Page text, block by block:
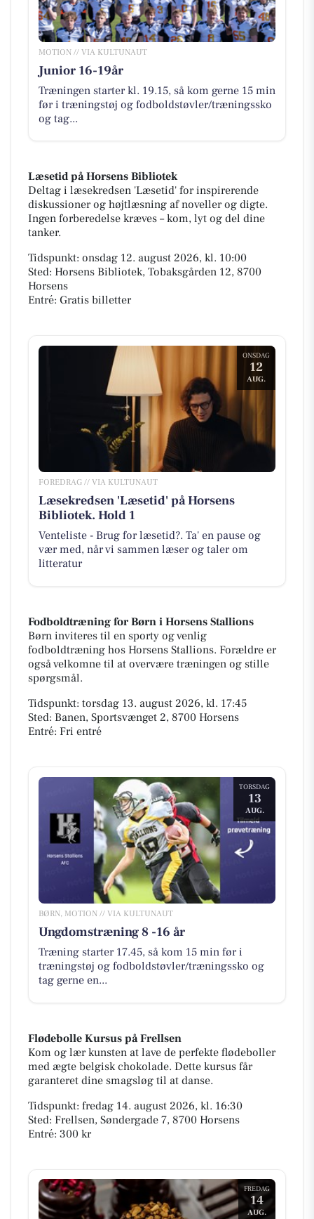
MOTION // VIA KULTUNAUT
Junior 16-19år
Træningen starter kl. 19.15, så kom gerne 15 min
før i træningstøj og fodboldstøvler/træningssko
og tag...
Læsetid på Horsens Bibliotek
Deltag i læsekredsen 'Læsetid' for inspirerende
diskussioner og højtlæsning af noveller og digte.
Ingen forberedelse kræves – kom, lyt og del dine
tanker.
Tidspunkt: onsdag 12. august 2026, kl. 10:00
Sted: Horsens Bibliotek, Tobaksgården 12, 8700
Horsens
Entré: Gratis billetter
ONSDAG
12
AUG.
FOREDRAG // VIA KULTUNAUT
Læsekredsen 'Læsetid' på Horsens
Bibliotek. Hold 1
Venteliste - Brug for læsetid?. Ta' en pause og
vær med, når vi sammen læser og taler om
litteratur
Fodboldtræning for Børn i Horsens Stallions
Børn inviteres til en sporty og venlig
fodboldtræning hos Horsens Stallions. Forældre er
også velkomne til at overvære træningen og stille
spørgsmål.
Tidspunkt: torsdag 13. august 2026, kl. 17:45
Sted: Banen, Sportsvænget 2, 8700 Horsens
Entré: Fri entré
TORSDAG
13
AUG.
BØRN, MOTION // VIA KULTUNAUT
Ungdomstræning 8 -16 år
Træning starter 17.45, så kom 15 min før i
træningstøj og fodboldstøvler/træningssko og
tag gerne en...
Flødebolle Kursus på Frellsen
Kom og lær kunsten at lave de perfekte flødeboller
med ægte belgisk chokolade. Dette kursus får
garanteret dine smagsløg til at danse.
Tidspunkt: fredag 14. august 2026, kl. 16:30
Sted: Frellsen, Søndergade 7, 8700 Horsens
Entré: 300 kr
FREDAG
14
AUG.